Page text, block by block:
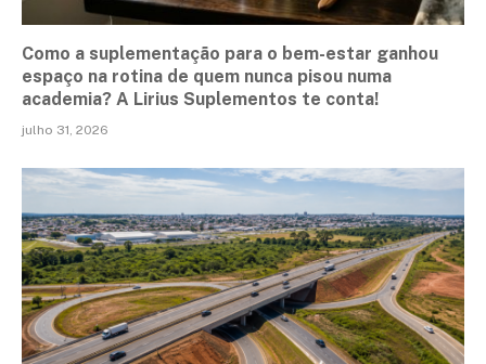
Como a suplementação para o bem-estar ganhou
espaço na rotina de quem nunca pisou numa
academia? A Lirius Suplementos te conta!
julho 31, 2026